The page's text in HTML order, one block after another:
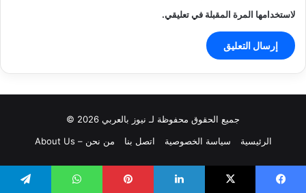
لاستخدامها المرة المقبلة في تعليقي.
جميع الحقوق محفوظة لـ نيوز بالعربي 2026 ©
الرئيسية
سياسة الخصوصية اتصل بنا من نحن – About Us